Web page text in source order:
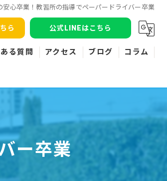
安心卒業！教習所の指導でペーパードライバー卒業
ら 公式LINEはこちら
る質問 アクセス ブログ コラム
ー卒業